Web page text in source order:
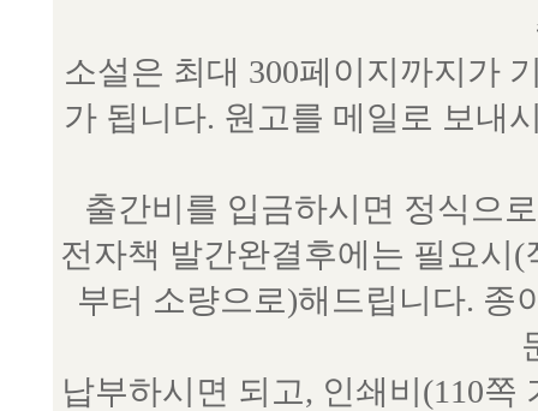
소설은 최대 300페이지까지가
가 됩니다. 원고를 메일로 보내
출간비를 입금하시면 정식으
전자책 발간완결후에는 필요시
부터 소량으로)해드립니다. 종
납부하시면 되고, 인쇄비(110